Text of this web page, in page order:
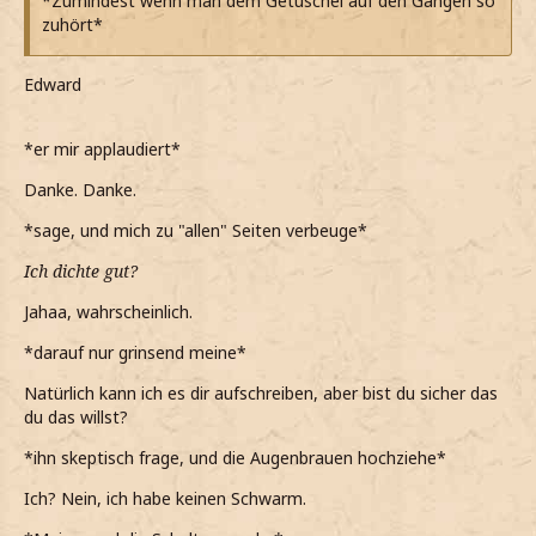
*Mir durch die Haare fahre und nachdenke*
*Dann das Thema aber wieder auf ihn lenke*
auch genug geholfen hat*
zuhört*
Edward
*er mir applaudiert*
Danke. Danke.
*sage, und mich zu "allen" Seiten verbeuge*
Ich dichte gut?
Jahaa, wahrscheinlich.
*darauf nur grinsend meine*
Natürlich kann ich es dir aufschreiben, aber bist du sicher das
du das willst?
*ihn skeptisch frage, und die Augenbrauen hochziehe*
Ich? Nein, ich habe keinen Schwarm.